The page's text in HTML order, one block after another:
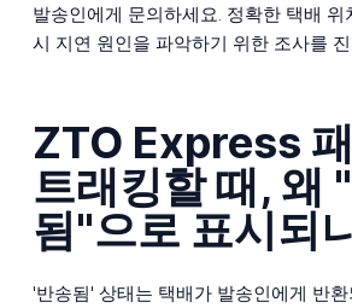
발송인에게 문의하세요. 정확한 택배 위
시 지연 원인을 파악하기 위한 조사를
ZTO Express
트래킹할 때, 왜
됨"으로 표시되
'반송됨' 상태는 택배가 발송인에게 반